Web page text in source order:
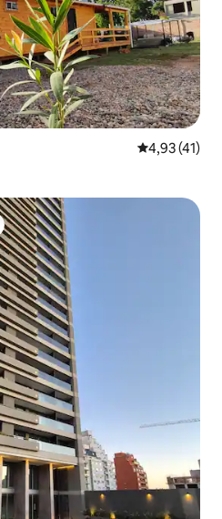
4,93 de
4,93 (41)